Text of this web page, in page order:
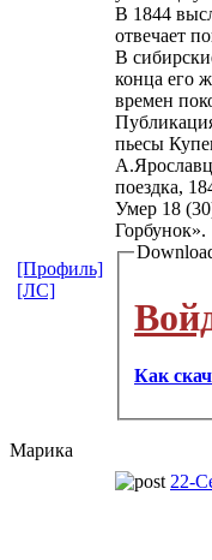
В 1844
отвечает
В
конца его
времен
пьесы
поездка,
Умер 18
Горбунок».
Как
[Профиль]
[ЛС]
Марика
22-